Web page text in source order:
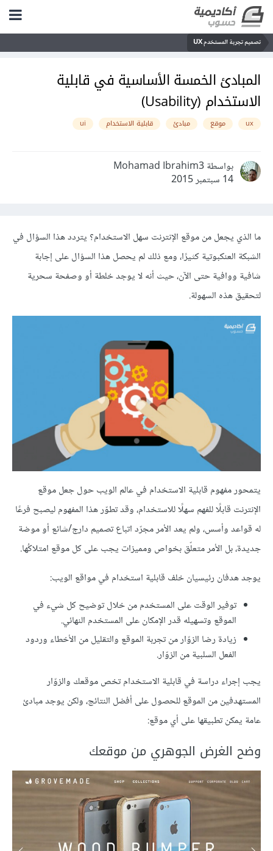
تصميم تجربة المستخدم UX
المبادئ الخمسة الأساسية في قابلية
الاستخدام (Usability)
ux موقع مبادئ قابلية الاستخدام ui
بواسطة Mohamad Ibrahim3
14 سبتمبر 2015
ما الذي يجعل من موقع الإنترنت سهل الاستخدام؟ يتردد هذا السؤال في
الشبكة العنكبوتية كثيرًا، ومع ذلك لم يحصل هذا السؤال على إجابة
شافية ووافية حتى الآن، حيث أنه لا يوجد خلطة أو وصفحة سحرية
لتحقيق هذه السهولة.
يتمحور مفهوم قابلية الاستخدام في عالم الويب حول جعل موقع
الإنترنت قابلًا للفهم سهلًا للاستخدام، وقد تطوّر هذا المفهوم ليصبح فرعًا
له قواعد وأسس، ولم يعد الأمر مجرّد اتباع تصميم دارج/شائع أو موضة
جديدة، بل الأمر متعلّق بخواص ومميزات يجب على كل موقع امتلاكُها.
يوجد هدفان رئيسيان خلف قابلية استخدام في مواقع الويب:
توفير الوقت على المستخدم من خلال توضيح كل شيء في
الموقع وتسهيله قدر الإمكان على المستخدم النهائي.
زيادة رضا الزوّار من تجربة الموقع والتقليل من الأخطاء وردود
الفعل السلبية من الزوّار.
يجب إجراء دراسة في قابلية الاستخدام تخص موقعك والزوّار
المستهدفين من الموقع للحصول على أفضل النتائج، ولكن يوجد مبادئ
عامة يمكن تطبيقها على أي موقع:
وضح الغرض الجوهري من موقعك